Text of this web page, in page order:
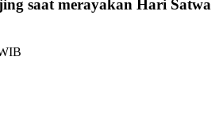
saat merayakan Hari Satwa